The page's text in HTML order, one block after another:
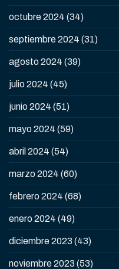
octubre 2024 (34)
septiembre 2024 (31)
agosto 2024 (39)
julio 2024 (45)
junio 2024 (51)
mayo 2024 (59)
abril 2024 (54)
marzo 2024 (60)
febrero 2024 (68)
enero 2024 (49)
diciembre 2023 (43)
noviembre 2023 (53)